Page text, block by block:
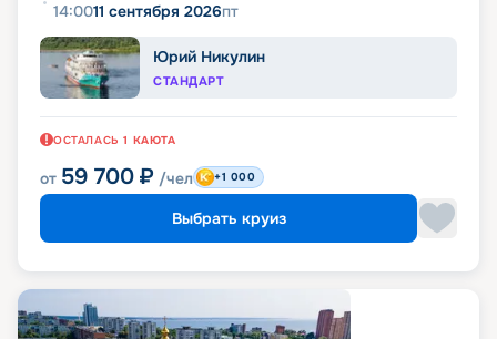
14:0011 сентября 2026пт
Юрий Никулин
СТАНДАРТ
ОСТАЛАСЬ 1 КАЮТА
от 59 700 ₽ /чел +1 000
Выбрать круиз